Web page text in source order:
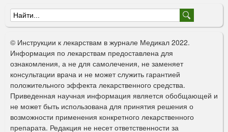
Ф
о
р
м
а
п
о
© Инструкции к лекарствам в журнале Медикал 2022.
Информация по лекарствам предоставлена для
ознакомления, а не для самолечения, не заменяет
консультации врача и не может служить гарантией
положительного эффекта лекарственного средства.
Приведенная научная информация является обобщающей и
не может быть использована для принятия решения о
возможности применения конкретного лекарственного
препарата. Редакция не несет ответственности за